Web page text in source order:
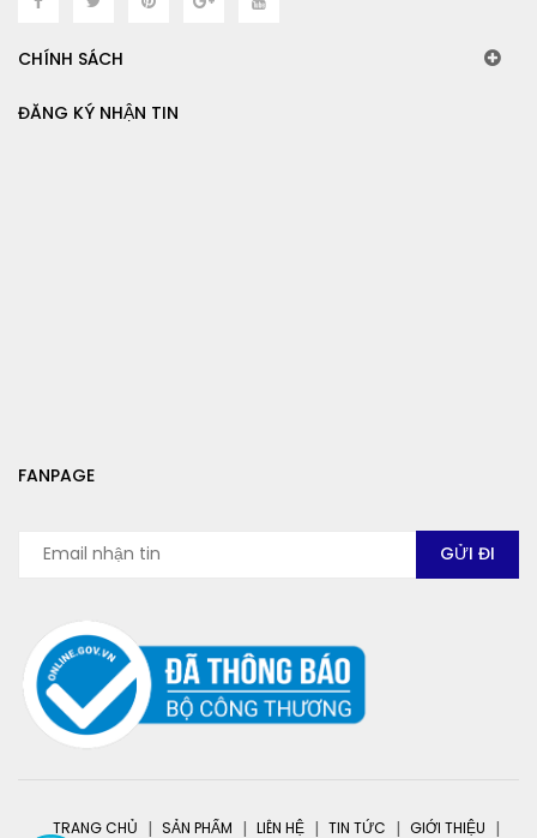
CHÍNH SÁCH
ĐĂNG KÝ NHẬN TIN
FANPAGE
TRANG CHỦ SẢN PHẨM LIÊN HỆ TIN TỨC GIỚI THIỆU